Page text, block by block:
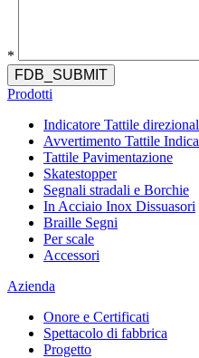
*
FDB_SUBMIT
Prodotti
Indicatore Tattile
Avvertimento Tattile
Tattile Pavimentazione
Skatestopper
Segnali stradali e Borchie
In Acciaio Inox Dissuasori
Braille Segni
Per scale
Accessori
Azienda
Onore e Certificati
Spettacolo di fabbrica
Progetto